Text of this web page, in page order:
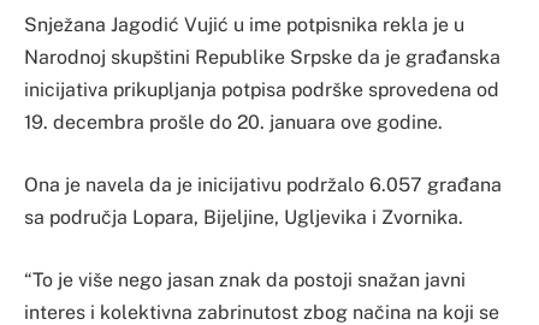
Snježana Jagodić Vujić u ime potpisnika rekla je u
Narodnoj skupštini Republike Srpske da je građanska
inicijativa prikupljanja potpisa podrške sprovedena od
19. decembra prošle do 20. januara ove godine.
Ona je navela da je inicijativu podržalo 6.057 građana
sa područja Lopara, Bijeljine, Ugljevika i Zvornika.
“To je više nego jasan znak da postoji snažan javni
interes i kolektivna zabrinutost zbog načina na koji se